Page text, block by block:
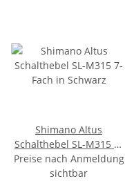
Shimano Altus
Schalthebel SL-M315 7-
Fach in Schwarz
Preise nach Anmeldung
sichtbar